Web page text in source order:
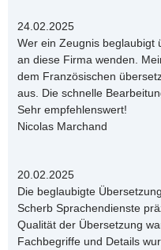
24.02.2025
Wer ein Zeugnis beglaubigt
an diese Firma wenden.
dem Französischen
aus. Die schnelle
Sehr empfehlenswert!
Nicolas Marchand
20.02.2025
Die beglaubigte
Scherb Sprachendienste
Qualität der Übersetzung
Fachbegriffe und Details